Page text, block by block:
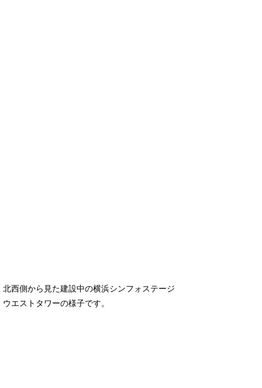
北西側から見た建設中の横浜シンフォステージ
ウエストタワーの様子です。